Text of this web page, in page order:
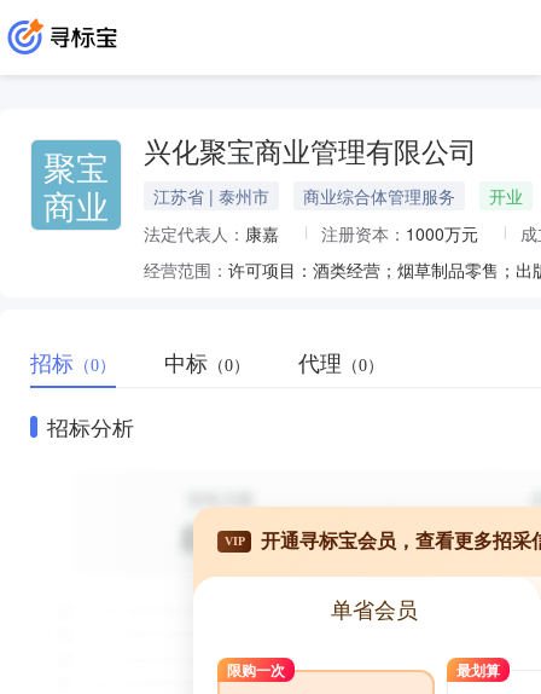
聚宝
商业
兴化聚宝商业管理有限公司
江苏省 | 泰州市 商业综合体管理服务
开业
法定代表人： 康嘉 注册资本： 1000万元
经营范围：
招标 （0） 中标 （0） 代理 （0）
招标分析
VIP 开通寻标宝会员，查看更多招采
单省会员
限购一次 最划算